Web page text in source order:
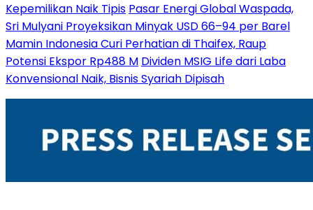
Kepemilikan Naik Tipis Pasar Energi Global Waspada,
Sri Mulyani Proyeksikan Minyak USD 66–94 per Barel
Mamin Indonesia Curi Perhatian di Thaifex, Raup
Potensi Ekspor Rp488 M Dividen MSIG Life dari Laba
Konvensional Naik, Bisnis Syariah Dipisah